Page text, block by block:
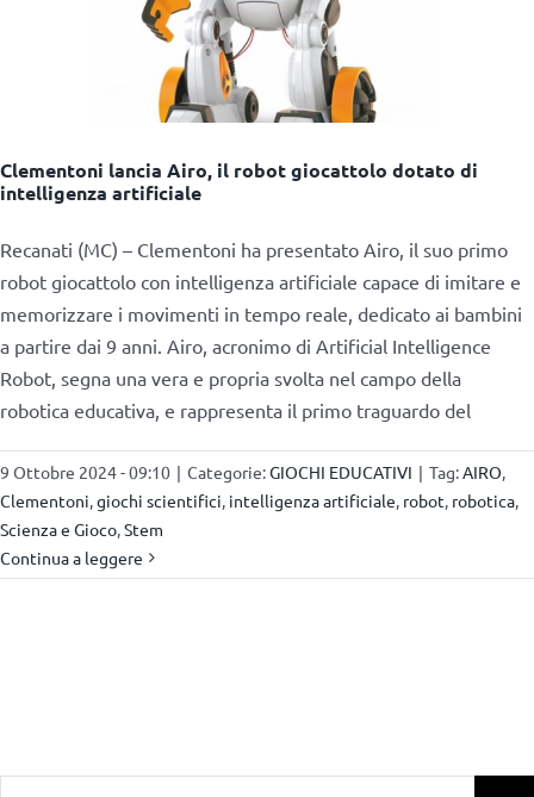
Clementoni lancia Airo, il robot giocattolo dotato di
intelligenza artificiale
Recanati (MC) – Clementoni ha presentato Airo, il suo primo
robot giocattolo con intelligenza artificiale capace di imitare e
memorizzare i movimenti in tempo reale, dedicato ai bambini
a partire dai 9 anni. Airo, acronimo di Artificial Intelligence
Robot, segna una vera e propria svolta nel campo della
robotica educativa, e rappresenta il primo traguardo del
9 Ottobre 2024 - 09:10 | Categorie:GIOCHI EDUCATIVI | Tag:AIRO,
Clementoni,giochi scientifici, intelligenza artificiale, robot, robotica,
Scienza e Gioco,Stem
Continua a leggere